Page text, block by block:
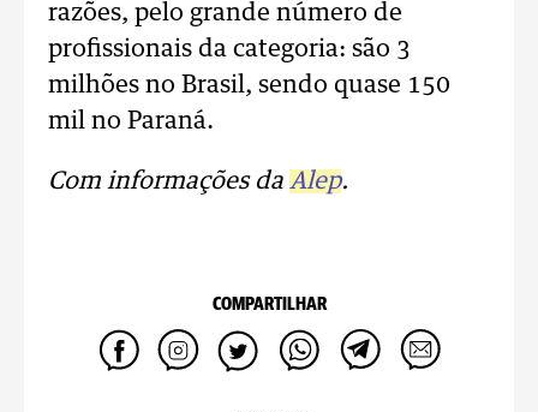
razões, pelo grande número de
profissionais da categoria: são 3
milhões no Brasil, sendo quase 150
mil no Paraná.
Com informações da Alep.
COMPARTILHAR